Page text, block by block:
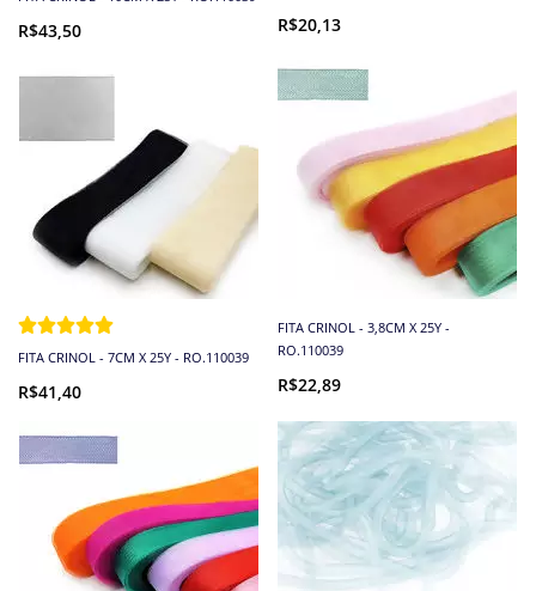
R$43,50 R$20,13
FITA CRINOL - 7CM X 25Y - RO.110039
R$41,40
FITA CRINOL - 3,8CM X 25Y -
RO.110039
R$22,89